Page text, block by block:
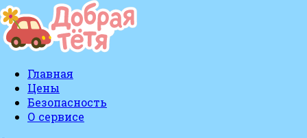
Главная
Цены
Безопасность
О сервисе